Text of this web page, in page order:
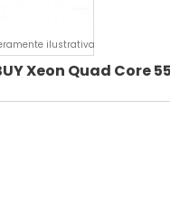
ilustrativa
Xeon Quad Core